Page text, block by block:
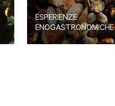
ESPERIENZE
ENOGASTRONOMICHE